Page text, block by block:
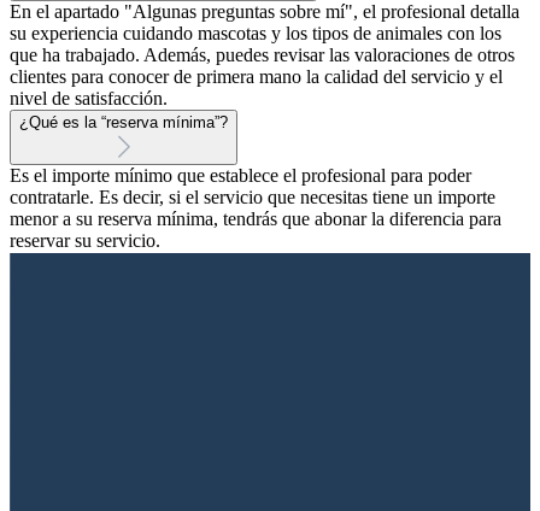
En el apartado "Algunas preguntas sobre mí", el profesional detalla
su experiencia cuidando mascotas y los tipos de animales con los
que ha trabajado. Además, puedes revisar las valoraciones de otros
clientes para conocer de primera mano la calidad del servicio y el
nivel de satisfacción.
¿Qué es la “reserva mínima”?
Es el importe mínimo que establece el profesional para poder
contratarle. Es decir, si el servicio que necesitas tiene un importe
menor a su reserva mínima, tendrás que abonar la diferencia para
reservar su servicio.